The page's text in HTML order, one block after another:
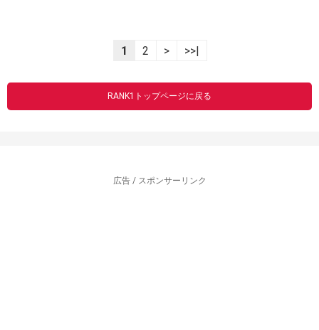
1 2 > >>|
RANK1トップページに戻る
広告 / スポンサーリンク